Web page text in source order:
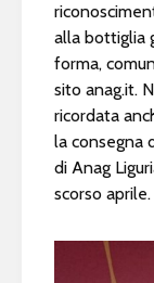
alla bottiglia
forma,
sito anag.it.
ricordata
la consegna
di Anag
scorso aprile.